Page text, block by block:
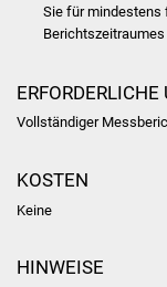
Sie für mindestens
Vollständiger
KOSTEN
Keine
HINWEISE